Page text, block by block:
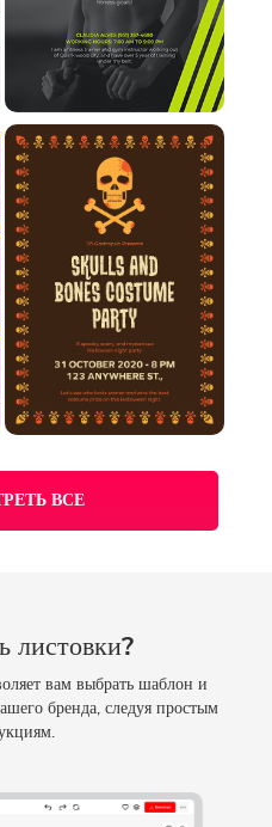
ВСЕ
листовки?
вам выбрать шаблон и
бренда, следуя простым